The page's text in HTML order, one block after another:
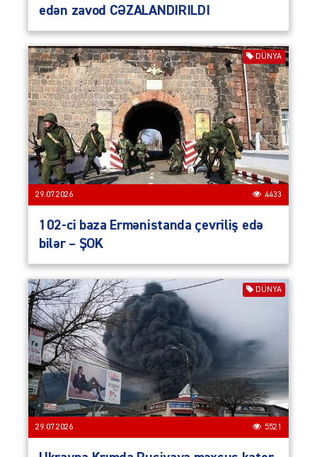
edən zavod CƏZALANDIRILDI
DÜNYA
29.07.2026 4433
102-ci baza Ermənistanda çevriliş edə
bilər – ŞOK
DÜNYA
29.07.2026 5521